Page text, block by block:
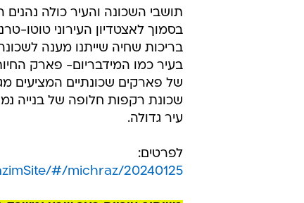
תושבי השכונה והעיר כולה
בסמוך לאצטדיון העירוני טוטו-
בריכות שחיה שייתנו מענה
בעיר כמו המידבריום- פארק
של פארקים שכונתיים המציעים
שכונת רקפות חלופה של בנייה
עיר גדולה.
לפרטים:
#/michraz/20240125